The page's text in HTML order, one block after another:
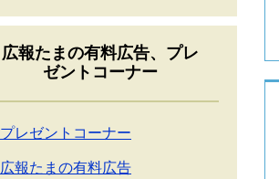
広報たまの有料広告、プレ
ゼントコーナー
プレゼントコーナー
広報たまの有料広告